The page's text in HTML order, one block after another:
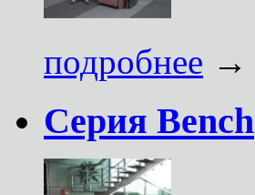
подробнее →
Серия Bench